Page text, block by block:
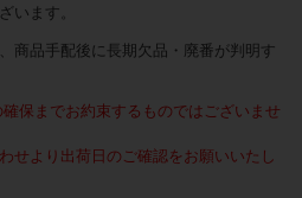
います。
商品手配後に長期欠品・廃番が判明す
保までお約束するものではございませ
せより出荷日のご確認をお願いいたし